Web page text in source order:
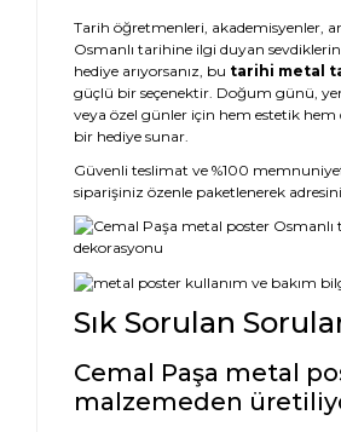
Tarih öğretmenleri, akademisyenler,
Osmanlı tarihine ilgi duyan
hediye arıyorsanız, bu tarihi metal
güçlü bir seçenektir. Doğum günü,
veya özel günler için hem estetik
bir hediye sunar.
Güvenli teslimat ve %100
siparişiniz özenle paketlenerek
Sık Sorulan
Cemal Paşa metal
malzemeden